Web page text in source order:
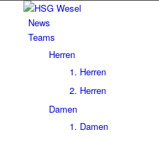
News
Teams
Herren
1. Herren
2. Herren
Damen
1. Damen